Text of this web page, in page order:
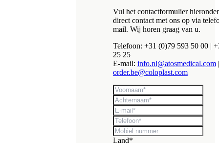
Vul het contactformulier
direct contact met ons op via
mail. Wij horen graag van u.
Telefoon: +31 (0)79 593 50 00 |
25 25
E-mail: info.nl@atosmedical.com|
order.be@coloplast.com
Land*